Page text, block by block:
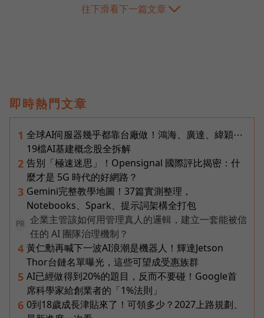
往下滑看下一篇文章
即時熱門文章
1 全球AI伺服器幾乎都靠台廠做！鴻海、廣達、緯穎⋯
19檔AI基建概念股全拆解
2 告別「極速迷思」！Opensignal 國際評比揭密：什
麼才是 5G 時代的好網路？
3 Gemini完整教學地圖！37篇實測整理，
Notebooks、Spark、提示詞架構全打包
PR
企業主管該如何用管理真人的邏輯，建立一套能被信
任的 AI 團隊治理機制？
4 黃仁勳再喊下一波AI浪潮是機器人！輝達Jetson
Thor台鏈名單曝光，這些可望成受惠族群
5 AI已經做得到20%的題目，反而不要碰！Google首
席科學家給創業者的「1%法則」
6 0到18歲成長津貼來了！可領多少？2027上路規劃、